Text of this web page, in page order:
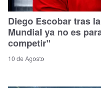
Diego Escobar tras
Mundial ya no es
competir"
10 de Agosto